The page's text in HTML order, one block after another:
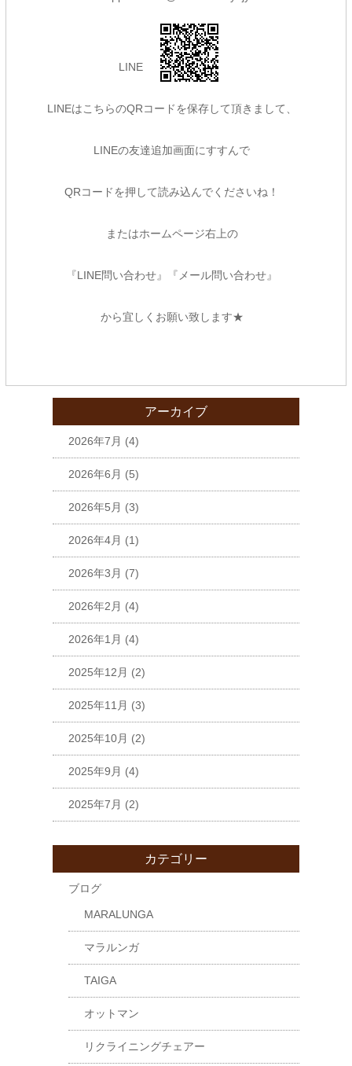
L INE
LINEはこちらのQRコードを保存して頂きまして、
LINEの友達追加画面にすすんで
QRコードを押して読み込んでくださいね！
またはホームページ右上の
『LINE問い合わせ』『メール問い合わせ』
から宜しくお願い致します★
アーカイブ
2026年7月 (4)
2026年6月 (5)
2026年5月 (3)
2026年4月 (1)
2026年3月 (7)
2026年2月 (4)
2026年1月 (4)
2025年12月 (2)
2025年11月 (3)
2025年10月 (2)
2025年9月 (4)
2025年7月 (2)
カテゴリー
ブログ
MARALUNGA
マラルンガ
TAIGA
オットマン
リクライニングチェアー